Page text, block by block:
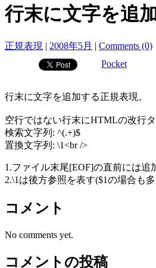
行末に文字を追
正規表現 | 2008年5月 | Comments (0)
Pocket
行末に文字を追加する正規表現。
空行ではない行末にHTMLの改行
検索文字列: ^(.+)$
置換文字列: \1<br />
1.ファイル末尾[EOF]の直前には追
2.\1は後方参照を表す($1の場合も多
コメント
No comments yet.
コメントの投稿